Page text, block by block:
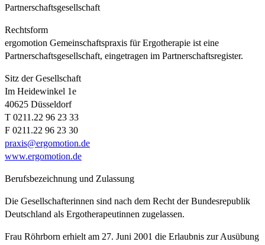
Partnerschaftsgesellschaft
Rechtsform
ergomotion Gemeinschaftspraxis für Ergotherapie ist eine
Partnerschaftsgesellschaft, eingetragen im Partnerschaftsregister.
Sitz der Gesellschaft
Im Heidewinkel 1e
40625 Düsseldorf
T 0211.22 96 23 33
F 0211.22 96 23 30
praxis@ergomotion.de
www.ergomotion.de
Berufsbezeichnung und Zulassung
Die Gesellschafterinnen sind nach dem Recht der Bundesrepublik
Deutschland als Ergotherapeutinnen zugelassen.
Frau Röhrborn erhielt am 27. Juni 2001 die Erlaubnis zur Ausübung